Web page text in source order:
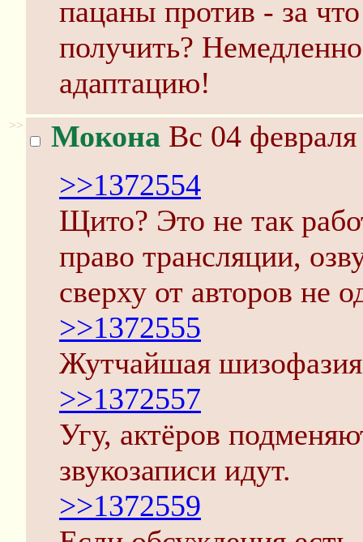
пацаны против - за
получить?
адаптацию!
>> Мокона Вс 04
>>1372554
Щито? Это не так
право трансляции,
сверху от авторов не
>>1372555
Жутчайшая
>>1372557
Угу, актёров
звукозаписи идут.
>>1372559